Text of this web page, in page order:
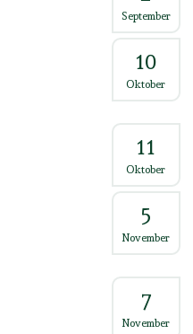
September
10
Oktober
11
Oktober
5
November
7
November